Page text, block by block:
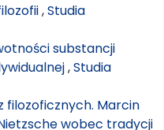
,Studia
substancji
,Studia
filozoficznych. Marcin
wobec tradycji